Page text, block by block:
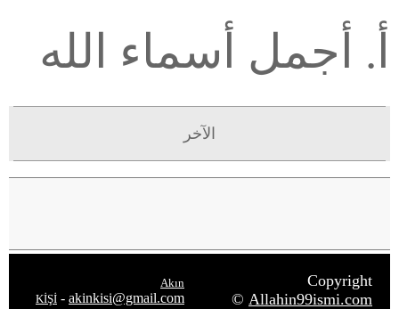
أ. أجمل أسماء الله
الآخر
Copyright
© Allahin99ismi.com
Akın
KİŞİ - akinkisi@gmail.com